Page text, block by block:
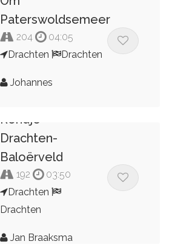
Paterswoldsemeer
204
04:05
Drachten
Drachten
Johannes
Rondje
Drachten-
Baloërveld
192
03:50
Drachten
Drachten
Jan Braaksma